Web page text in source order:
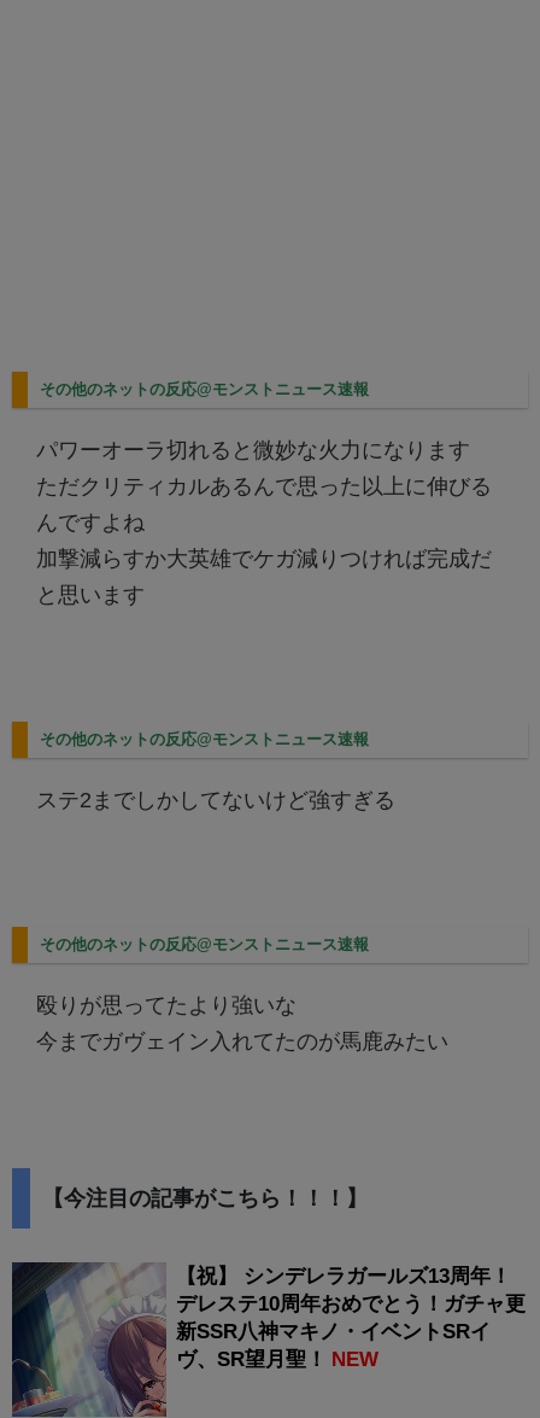
その他のネットの反応@モンストニュース速報
パワーオーラ切れると微妙な火力になります
ただクリティカルあるんで思った以上に伸びる
んですよね
加撃減らすか大英雄でケガ減りつければ完成だ
と思います
その他のネットの反応@モンストニュース速報
ステ2までしかしてないけど強すぎる
その他のネットの反応@モンストニュース速報
殴りが思ってたより強いな
今までガヴェイン入れてたのが馬鹿みたい
【今注目の記事がこちら！！！】
【祝】 シンデレラガールズ13周年！
デレステ10周年おめでとう！ガチャ更
新SSR八神マキノ・イベントSRイ
ヴ、SR望月聖！
NEW